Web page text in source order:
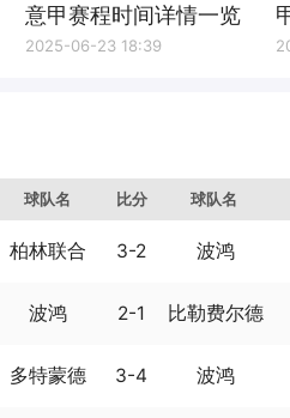
意甲赛程时间详情一览
2025-06-23 18:39
球队名 比分 球队名
柏林联合 3-2 波鸿
波鸿 2-1 比勒费尔德
多特蒙德 3-4 波鸿